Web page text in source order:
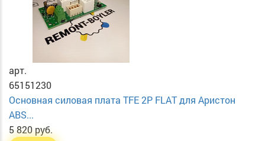
арт.
65151230
Основная силовая плата TFE 2P FLAT для Аристон
ABS...
5 820 руб.